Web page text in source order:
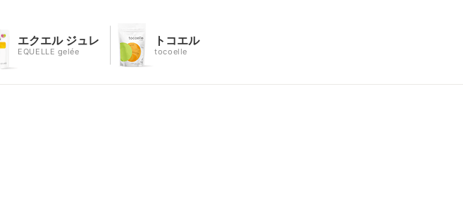
エクエル ジュレ
EQUELLE gelée
トコエル
tocoelle